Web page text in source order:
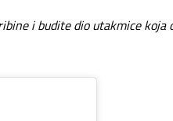
i budite dio utakmice koja